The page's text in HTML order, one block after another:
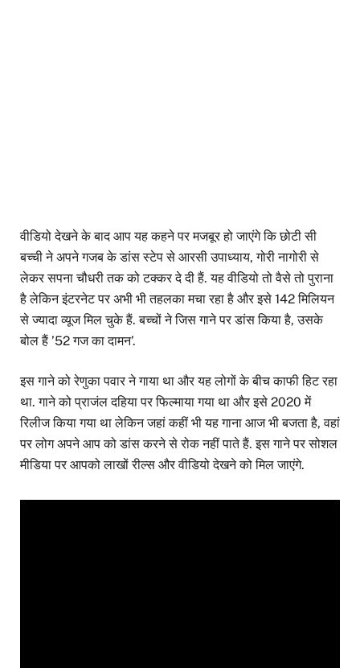
वीडियो देखने के बाद आप यह कहने पर मजबूर हो जाएंगे कि छोटी सी
बच्ची ने अपने गजब के डांस स्टेप से आरसी उपाध्याय, गोरी नागोरी से
लेकर सपना चौधरी तक को टक्कर दे दी हैं. यह वीडियो तो वैसे तो पुराना
है लेकिन इंटरनेट पर अभी भी तहलका मचा रहा है और इसे 142 मिलियन
से ज्यादा व्यूज मिल चुके हैं. बच्चों ने जिस गाने पर डांस किया है, उसके
बोल हैं ’52 गज का दामन’.
इस गाने को रेणुका पवार ने गाया था और यह लोगों के बीच काफी हिट रहा
था. गाने को प्राजंल दहिया पर फिल्माया गया था और इसे 2020 में
रिलीज किया गया था लेकिन जहां कहीं भी यह गाना आज भी बजता है, वहां
पर लोग अपने आप को डांस करने से रोक नहीं पाते हैं. इस गाने पर सोशल
मीडिया पर आपको लाखों रील्स और वीडियो देखने को मिल जाएंगे.